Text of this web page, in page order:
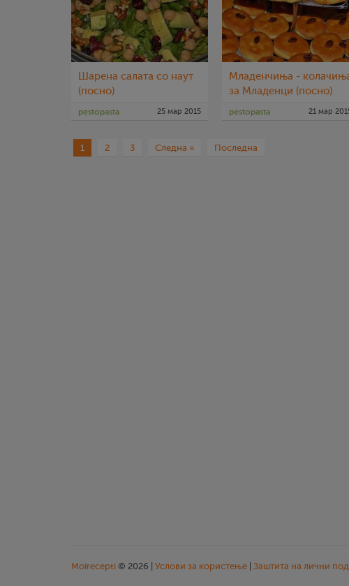
Шарена салата со наут
(посно)
pestopasta 25 мар 2015
Младенчиња -
за Младенци (посно)
pestopasta 21 мар
1 2 3 Следна » Последна
Moirecepti © 2026 | Услови за користење Заштита на лични